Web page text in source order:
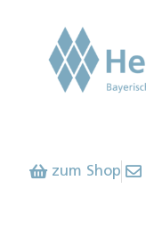
zum Shop